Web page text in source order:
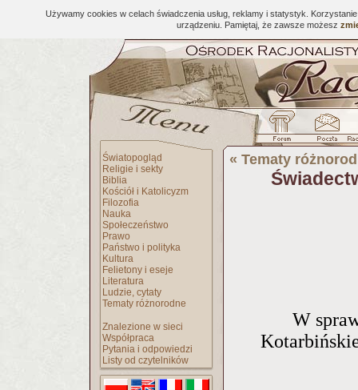
Używamy cookies w celach świadczenia usług, reklamy i statystyk.
urządzeniu. Pamiętaj, że zawsze możesz
Światopogląd
Religie i sekty
Biblia
Kościół i Katolicyzm
Filozofia
Nauka
Społeczeństwo
Prawo
Państwo i polityka
Kultura
Felietony i eseje
Literatura
Ludzie, cytaty
Tematy różnorodne
Znalezione w sieci
Współpraca
Pytania i odpowiedzi
Listy od czytelników
« Tematy
W